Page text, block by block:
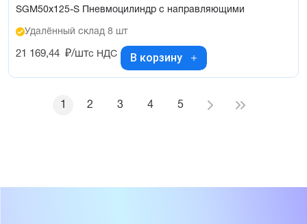
SGM50x125-S Пневмоцилиндр с направляющими
Удалённый склад 8 шт
21 169,44 ₽/штс НДС В корзину
1 2 3 4 5